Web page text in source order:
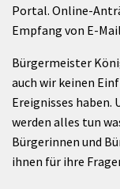
Portal. Online-
Empfang von E-
Bürgermeister
auch wir keinen
Ereignisses
werden alles tun
Bürgerinnen und
ihnen für ihre